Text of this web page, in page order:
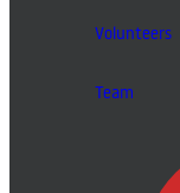
Volunteers
Team